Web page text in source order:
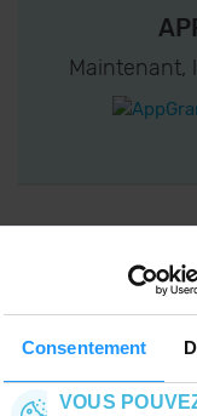
Consentement
VOUS
Maintenant,
Suivez-nous